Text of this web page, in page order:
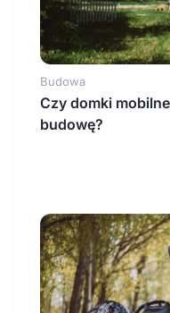
Budowa
Czy domki
budowę?